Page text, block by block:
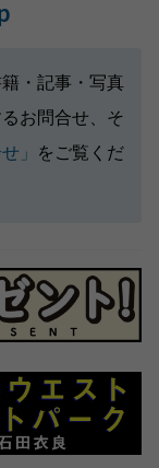
・記事・写真
お問合せ、そ
」
をご覧くだ